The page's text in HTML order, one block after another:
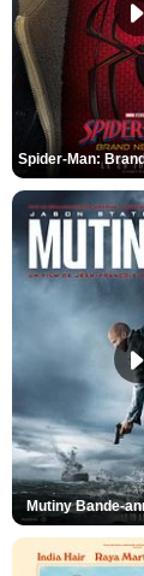
Mutiny Bande-